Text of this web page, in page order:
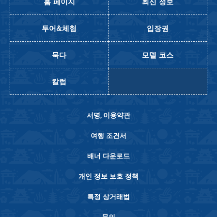
투어&체험 입장권
묵다 모델 코스
칼럼
서명, 이용약관
여행 조건서
배너 다운로드
개인 정보 보호 정책
특정 상거래법